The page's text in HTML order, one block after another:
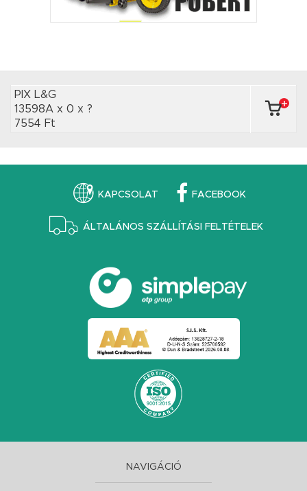
PIX L&G
13598A x 0 x ?
7554 Ft
KAPCSOLAT FACEBOOK
ÁLTALÁNOS SZÁLLÍTÁSI FELTÉTELEK
NAVIGÁCIÓ